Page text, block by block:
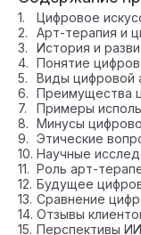
Цифровое
Арт-терапия и
История и
Понятие
Виды цифровой
Преимущества
Примеры
Минусы
Этические
Научные
Роль арт-
Будущее
Сравнение
Отзывы
Перспективы